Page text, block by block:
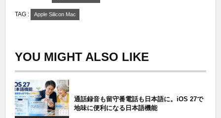
TAG : Apple Silicon Mac
YOU MIGHT ALSO LIKE
通話録音も留守番電話も日本語に。iOS 27で
地味に便利になる日本語機能